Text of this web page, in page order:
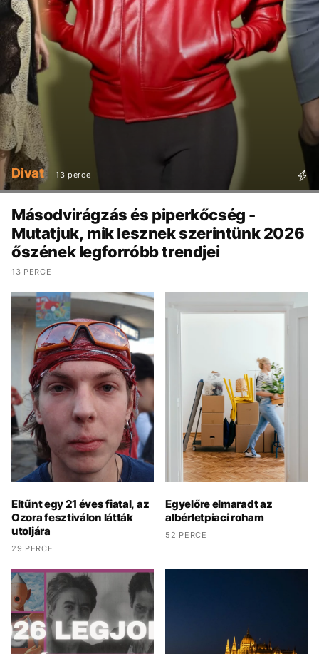
Divat 13 perce
Másodvirágzás és piperkőcség -
Mutatjuk, mik lesznek szerintünk 2026
őszének legforróbb trendjei
13 PERCE
Eltűnt egy 21 éves fiatal, az
Ozora fesztiválon látták
utoljára
29 PERCE
Egyelőre elmaradt az
albérletpiaci roham
52 PERCE